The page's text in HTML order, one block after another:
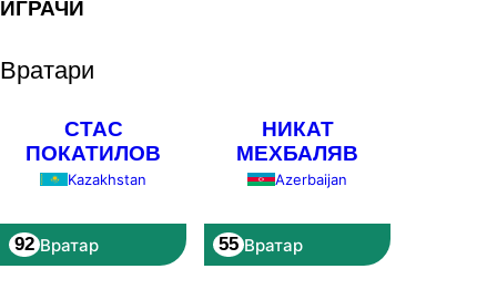
ИГРАЧИ
Вратари
СТАС
ПОКАТИЛОВ
Kazakhstan
92 Вратар
НИКАТ
МЕХБАЛЯВ
Azerbaijan
55 Вратар